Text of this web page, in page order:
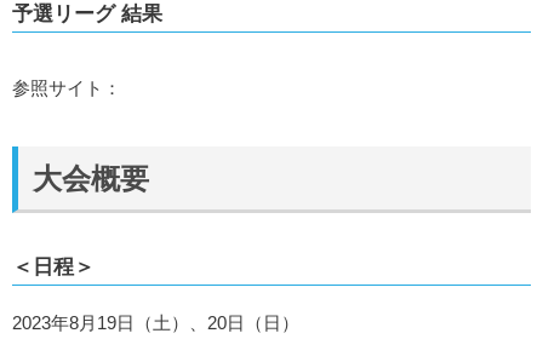
予選リーグ 結果
参照サイト：
大会概要
＜日程＞
2023年8月19日（土）、20日（日）